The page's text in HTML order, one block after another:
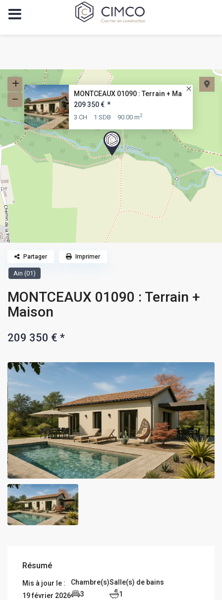
MONTCEAUX 01090 : Terrain + Ma
209 350 € *
3 CH 1 SDB 90.00 m2
Ain (01)
MONTCEAUX 01090 : Terrain +
Maison
209 350 €*
Partager Imprimer
Résumé
Mis à jour le :
19 février 2026
Chambre(s)
3
Salle(s) de bains
1